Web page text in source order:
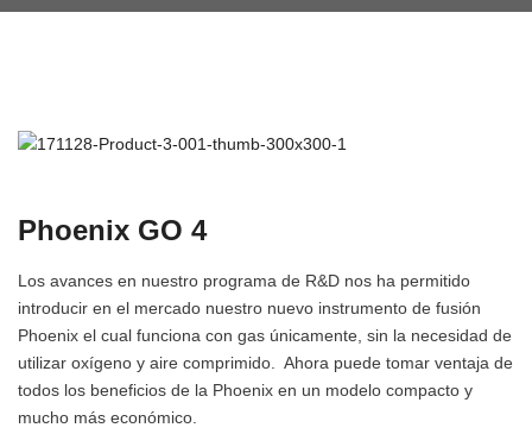
Phoenix GO 4
Los avances en nuestro programa de R&D nos ha permitido
introducir en el mercado nuestro nuevo instrumento de fusión
Phoenix el cual funciona con gas únicamente, sin la necesidad de
utilizar oxígeno y aire comprimido. Ahora puede tomar ventaja de
todos los beneficios de la Phoenix en un modelo compacto y
mucho más económico.